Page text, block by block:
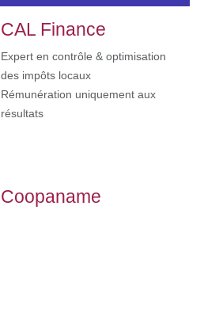
CAL Finance
Expert en contrôle & optimisation
des impôts locaux
Rémunération uniquement aux
résultats
Coopaname